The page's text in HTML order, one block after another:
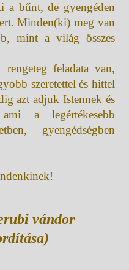
a bűnt, de gyengéden
Minden(ki) meg van
mint a világ összes
feladata van,
szeretettel és hittel
azt adjuk Istennek és
ami a legértékesebb
gyengédségben
vándor